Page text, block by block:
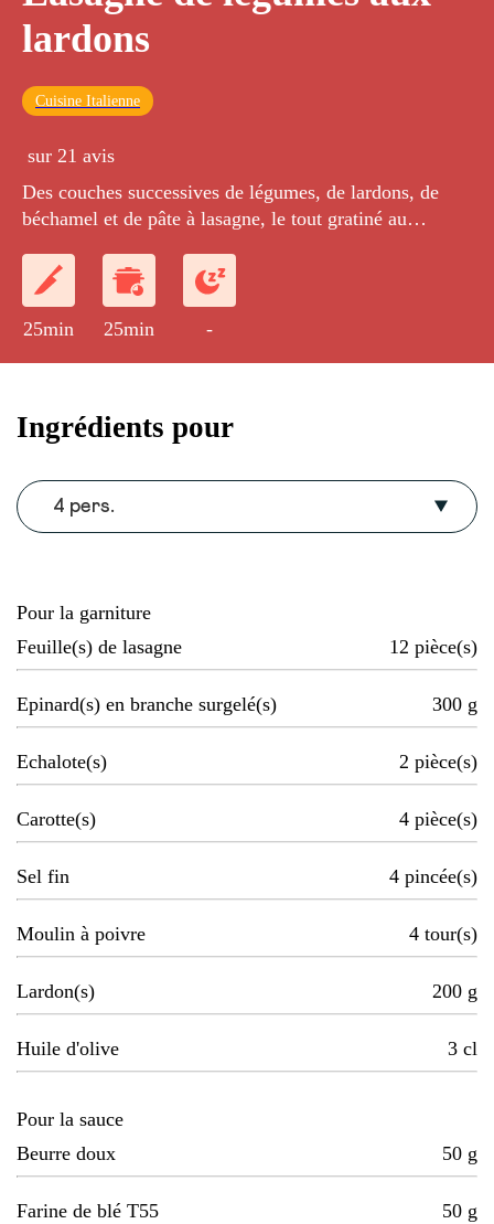
lardons
Cuisine Italienne
sur 21 avis
Des couches successives de légumes, de lardons, de
béchamel et de pâte à lasagne, le tout gratiné au
25min 25min -
Ingrédients pour
4 pers.
Pour la garniture
Feuille(s) de lasagne
12 pièce(s)
Epinard(s) en branche surgelé(s) 300 g
Echalote(s) 2 pièce(s)
Carotte(s) 4 pièce(s)
Sel fin 4 pincée(s)
Moulin à poivre 4 tour(s)
Lardon(s) 200 g
Huile d'olive 3 cl
Pour la sauce
Beurre doux
50 g
Farine de blé T55 50 g